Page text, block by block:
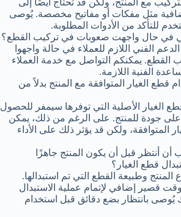
مع المنتج، ولكن قد تحتاج أيضًا إلى
مثل مفكات أو مفاتيح مخصصة. يُوصى
للتأكد من الأدوات المطلوبة.
في حال واجهت صعوبات في تركيب القطع؟
الفني اللازم للعملاء في حالة واجهوا
يمكنكم التواصل مع خدمة العملاء
الفنية اللازمة.
قطع الغيار المتوافقة مع المنتج بدلاً من
الغيار الأصلية التي توفرها سيمفر للحصول
جودة للمنتج. على الرغم من ذلك، يمكن
المتوافقة، ولكن قد يؤثر ذلك على الأداء
أنتظر قبل أن يكون المنتج جاهزًا
قطع الغيار؟
وطبيعة القطع التي تم استبدالها.
قصير إضافي لإتمام عملية الاستبدال
يُوصى بانتظار بضع دقائق قبل استخدام